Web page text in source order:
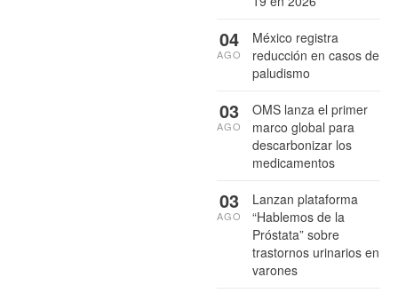
México registra
reducción en casos de
paludismo
04
AGO
OMS lanza el primer
marco global para
descarbonizar los
medicamentos
03
AGO
Lanzan plataforma
“Hablemos de la
Próstata” sobre
trastornos urinarios en
varones
03
AGO